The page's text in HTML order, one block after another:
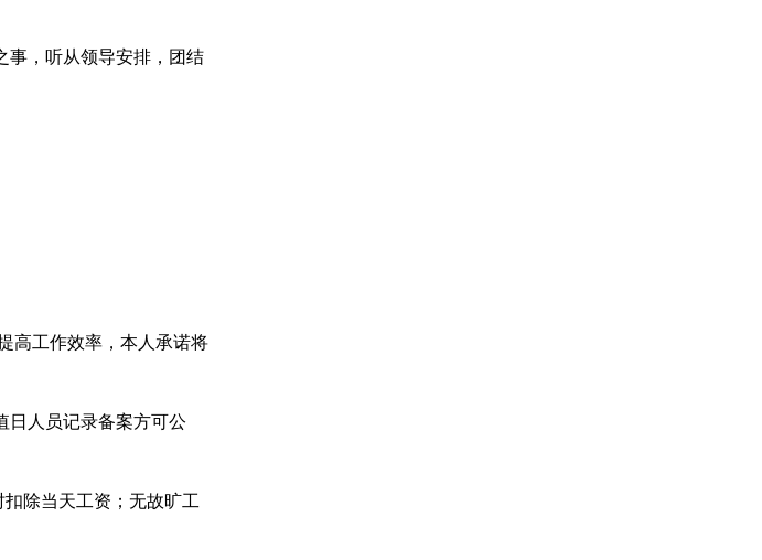
事，听从领导安排，团结
高工作效率，本人承诺将
日人员记录备案方可公
除当天工资；无故旷工